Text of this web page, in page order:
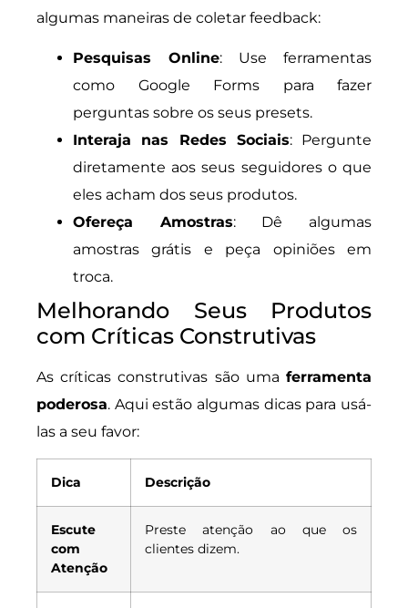
algumas maneiras de coletar feedback:
Pesquisas Online: Use ferramentas
como Google Forms para fazer
perguntas sobre os seus presets.
Interaja nas Redes Sociais: Pergunte
diretamente aos seus seguidores o que
eles acham dos seus produtos.
Ofereça Amostras: Dê algumas
amostras grátis e peça opiniões em
troca.
Melhorando Seus Produtos
com Críticas Construtivas
As críticas construtivas são uma ferramenta
poderosa. Aqui estão algumas dicas para usá-
las a seu favor:
Dica Descrição
Escute
com
Atenção
Preste atenção ao que os
clientes dizem.